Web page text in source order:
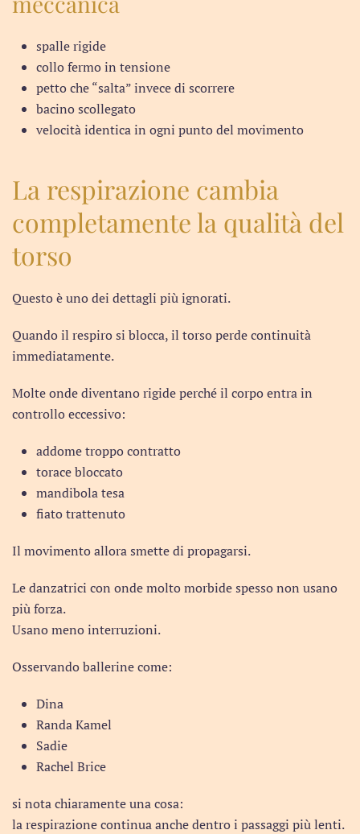
spalle rigide
collo fermo in tensione
petto che “salta” invece di scorrere
bacino scollegato
velocità identica in ogni punto del movimento
La respirazione cambia
completamente la qualità del
torso
Questo è uno dei dettagli più ignorati.
Quando il respiro si blocca, il torso perde continuità
immediatamente.
Molte onde diventano rigide perché il corpo entra in
controllo eccessivo:
addome troppo contratto
torace bloccato
mandibola tesa
fiato trattenuto
Il movimento allora smette di propagarsi.
Le danzatrici con onde molto morbide spesso non usano
più forza.
Usano meno interruzioni.
Osservando ballerine come:
Dina
Randa Kamel
Sadie
Rachel Brice
si nota chiaramente una cosa:
la respirazione continua anche dentro i passaggi più lenti.